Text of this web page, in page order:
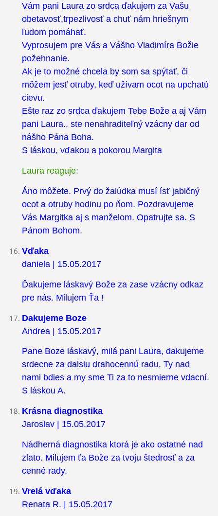
Vám pani Laura zo srdca ďakujem za Vašu
obetavosť,trpezlivosť a chuť nám hriešnym
ľudom pomáhať.
Vyprosujem pre Vás a Vášho Vladimíra Božie
požehnanie.
Ak je to možné chcela by som sa spýtať, či
môžem jesť otruby, keď užívam ocot na upchatú
cievu.
Ešte raz zo srdca ďakujem Tebe Bože a aj Vám
pani Laura., ste nenahraditeľný vzácny dar od
nášho Pána Boha.
S láskou, vďakou a pokorou Margita
Laura reaguje:
Áno môžete. Prvý do žalúdka musí ísť jablčný
ocot a otruby hodinu po ňom. Pozdravujeme
Vás Margitka aj s manželom. Opatrujte sa. S
Pánom Bohom.
Vďaka
daniela | 15.05.2017
Ďakujeme láskavý Bože za zase vzácny odkaz
pre nás. Milujem Ťa !
Dakujeme Boze
Andrea | 15.05.2017
Pane Boze láskavý, milá pani Laura, dakujeme
srdecne za dalsiu drahocennú radu. Ty nad
nami bdies a my sme Ti za to nesmierne vdacní.
S láskou A.
Krásna diagnostika
Jaroslav | 15.05.2017
Nádherná diagnostika ktorá je ako ostatné nad
zlato. Milujem ťa Bože za tvoju štedrosť a za
cenné rady.
Vrelá vďaka
Renata R. | 15.05.2017